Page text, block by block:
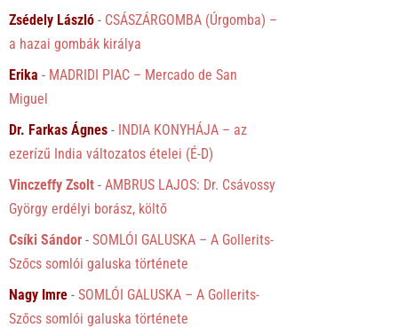
Zsédely László - CSÁSZÁRGOMBA (Úrgomba) –
a hazai gombák királya
Erika - MADRIDI PIAC – Mercado de San
Miguel
Dr. Farkas Ágnes - INDIA KONYHÁJA – az
ezerízű India változatos ételei (É-D)
Vinczeffy Zsolt -AMBRUS LAJOS: Dr. Csávossy
György erdélyi borász, költő
Csíki Sándor -SOMLÓI GALUSKA – A Gollerits-
Szőcs somlói galuska története
Nagy Imre -SOMLÓI GALUSKA – A Gollerits-
Szőcs somlói galuska története